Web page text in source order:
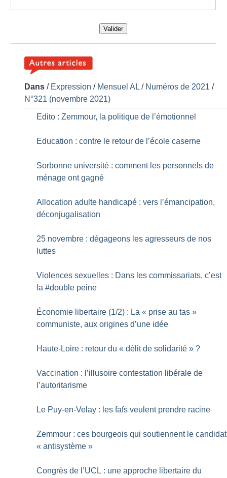
Valider
Dans / Expression / Mensuel AL / Numéros de 2021 /
N°321 (novembre 2021)
Edito : Zemmour, la politique de l’émotionnel
Education : contre le retour de l’école caserne
Sorbonne université : comment les personnels de
ménage ont gagné
Allocation adulte handicapé : vers l’émancipation,
déconjugalisation
25 novembre : dégageons les agresseurs de nos
luttes
Violences sexuelles : Dans les commissariats, c’est
la #double peine
Économie libertaire (1/2) : La « prise au tas »
communiste, aux origines d’une idée
Haute-Loire : retour du « délit de solidarité » ?
Vaccination : l’illusoire contestation libérale de
l’autoritarisme
Le Puy-en-Velay : les fafs veulent prendre racine
Zemmour : ces bourgeois qui soutiennent le candidat
« antisystème »
Congrès de l’UCL : une approche libertaire du